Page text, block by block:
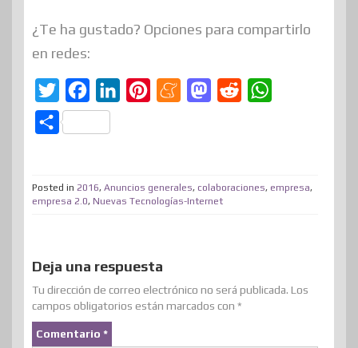
¿Te ha gustado? Opciones para compartirlo
en redes:
w
t
e
a
c
b
o
e
d
e
r
M
a
m
M
o
d
i
s
C
p
t
i
r
Posted in 2016, Anuncios generales, colaboraciones, empresa,
empresa 2.0, Nuevas Tecnologías-Internet
Deja una respuesta
Tu dirección de correo electrónico no será publicada. Los
campos obligatorios están marcados con *
Comentario *